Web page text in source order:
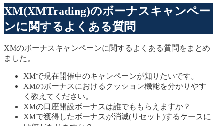
XM(XMTrading)のボーナスキャンペー
ンに関するよくある質問
XMのボーナスキャンペーンに関するよくある質問をまとめ
ました。
XMで現在開催中のキャンペーンが知りたいです。
XMのボーナスにおけるクッション機能を分かりやす
く教えてください。
XMの口座開設ボーナスは誰でももらえますか？
XMで獲得したボーナスが消滅(リセット)するケースに